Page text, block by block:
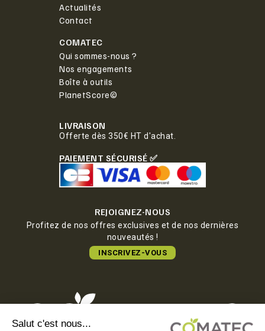
Actualités
Contact
COMATEC
Qui sommes-nous ?
Nos engagements
Boîte à outils
PlanetScore©
LIVRAISON
Offerte dès 350€ HT d'achat.
PAIEMENT SÉCURISÉ ✅
REJOIGNEZ-NOUS
Profitez de nos offres exclusives et de nos dernières
nouveautés !
INSCRIVEZ-VOUS